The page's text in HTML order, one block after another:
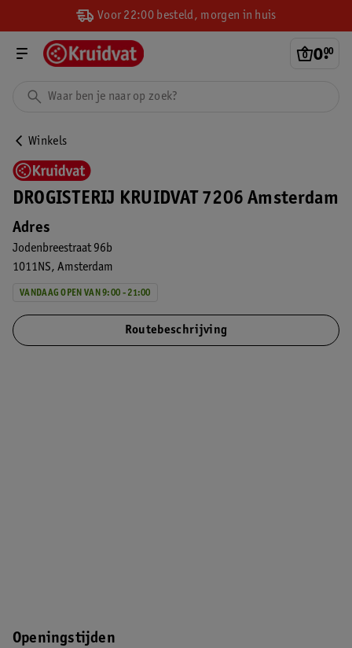
Voor 22:00 besteld, morgen in huis
0.
00
Winkels
DROGISTERIJ KRUIDVAT 7206 Amsterdam
Adres
Jodenbreestraat 96b
1011NS Amsterdam
VANDAAG OPEN VAN 9:00 - 21:00
Routebeschrijving
Openingstijden